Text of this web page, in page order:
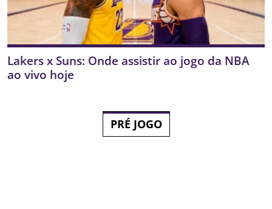
Lakers x Suns: Onde assistir ao jogo da NBA
ao vivo hoje
PRÉ JOGO